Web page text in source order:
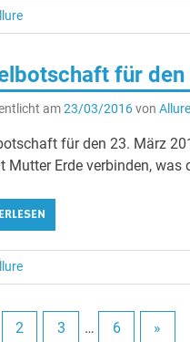
für
am23/03/2016von Allure
für den 23. März
Mutter Erde verbinden, was
2 3 … 6 »